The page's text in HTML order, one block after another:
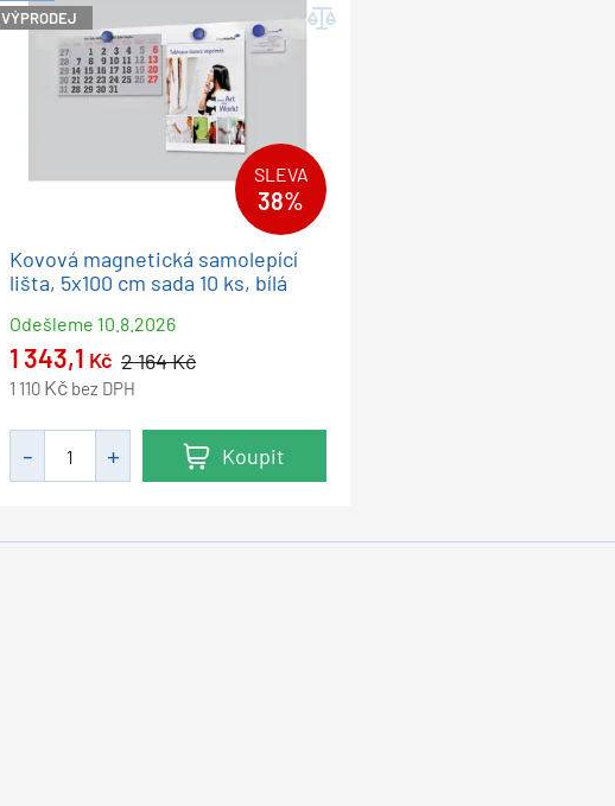
VÝPRODEJ
SLEVA
38%
Kovová magnetická samolepící
lišta, 5x100 cm sada 10 ks, bílá
Odešleme 10.8.2026
1 343,1 Kč 2 164Kč
1 110 Kč bez DPH
Koupit